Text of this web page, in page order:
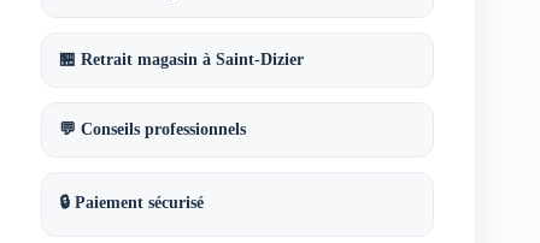
🏪 Retrait magasin à Saint-Dizier
💬 Conseils professionnels
🔒 Paiement sécurisé